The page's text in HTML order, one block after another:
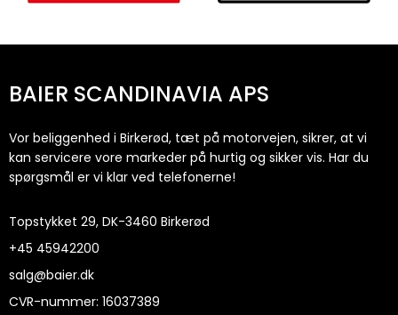
BAIER SCANDINAVIA APS
Vor beliggenhed i Birkerød, tæt på motorvejen, sikrer, at vi
kan servicere vore markeder på hurtig og sikker vis. Har du
spørgsmål er vi klar ved telefonerne!
Topstykket 29, DK-3460 Birkerød
+45 45942200
salg@baier.dk
CVR-nummer: 16037389